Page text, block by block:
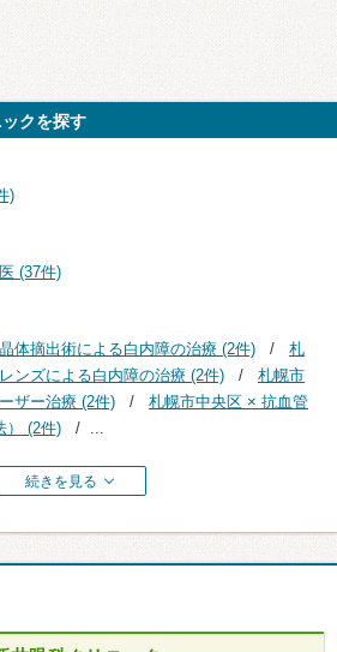
クを探す
)
(37件)
体摘出術による白内障の治療 (2件)
札
ンズによる白内障の治療 (2件)
札幌市
ザー治療 (2件)
札幌市中央区 × 抗血管
） (2件)
続きを見る